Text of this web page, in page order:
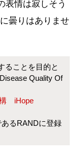
表情は寂しそう
曇りはありませ
ることを目的と
Quality Of
構 iHope
るRANDに登録